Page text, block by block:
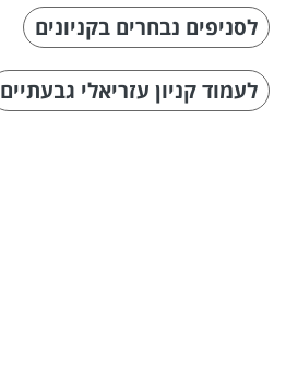
לסניפים נבחרים בקניונים
לעמוד קניון עזריאלי גבעתיים